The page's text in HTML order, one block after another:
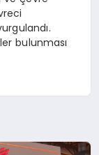
bulunması